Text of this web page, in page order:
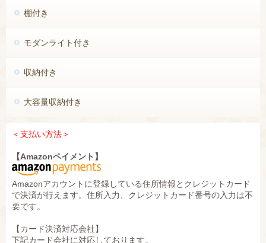
棚付き
モダンライト付き
収納付き
大容量収納付き
＜支払い方法＞
【Amazonペイメント】
Amazonアカウントに登録している住所情報とクレジットカード
で決済が行えます。住所入力、クレジットカード番号の入力は不
要です。
【カード決済対応会社】
下記カード会社に対応しております。